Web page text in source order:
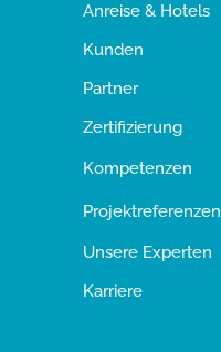
Anreise & Hotels
Kunden
Partner
Zertifizierung
Kompetenzen
Projektreferenzen
Unsere Experten
Karriere